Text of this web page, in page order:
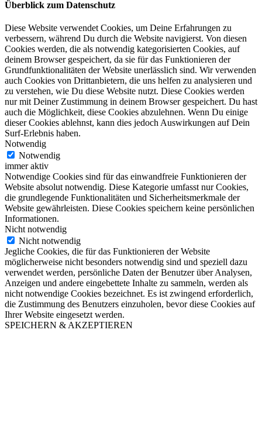
Überblick zum Datenschutz
Diese Website verwendet Cookies, um Deine Erfahrungen zu
verbessern, während Du durch die Website navigierst. Von diesen
Cookies werden, die als notwendig kategorisierten Cookies, auf
deinem Browser gespeichert, da sie für das Funktionieren der
Grundfunktionalitäten der Website unerlässlich sind. Wir verwenden
auch Cookies von Drittanbietern, die uns helfen zu analysieren und
zu verstehen, wie Du diese Website nutzt. Diese Cookies werden
nur mit Deiner Zustimmung in deinem Browser gespeichert. Du hast
auch die Möglichkeit, diese Cookies abzulehnen. Wenn Du einige
dieser Cookies ablehnst, kann dies jedoch Auswirkungen auf Dein
Surf-Erlebnis haben.
Notwendig
Notwendig
immer aktiv
Notwendige Cookies sind für das einwandfreie Funktionieren der
Website absolut notwendig. Diese Kategorie umfasst nur Cookies,
die grundlegende Funktionalitäten und Sicherheitsmerkmale der
Website gewährleisten. Diese Cookies speichern keine persönlichen
Informationen.
Nicht notwendig
Nicht notwendig
Jegliche Cookies, die für das Funktionieren der Website
möglicherweise nicht besonders notwendig sind und speziell dazu
verwendet werden, persönliche Daten der Benutzer über Analysen,
Anzeigen und andere eingebettete Inhalte zu sammeln, werden als
nicht notwendige Cookies bezeichnet. Es ist zwingend erforderlich,
die Zustimmung des Benutzers einzuholen, bevor diese Cookies auf
Ihrer Website eingesetzt werden.
SPEICHERN & AKZEPTIEREN